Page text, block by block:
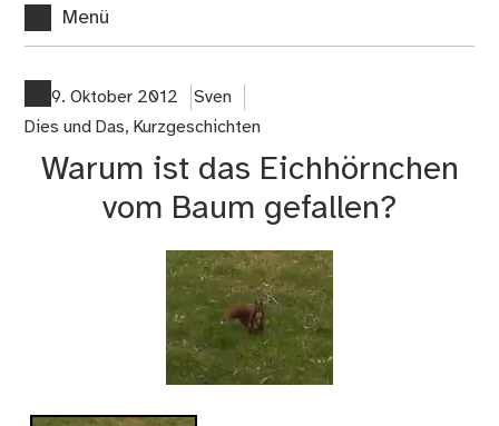
Menü
9. Oktober 2012
Sven
Dies und Das, Kurzgeschichten
Warum ist das Eichhörnchen
vom Baum gefallen?